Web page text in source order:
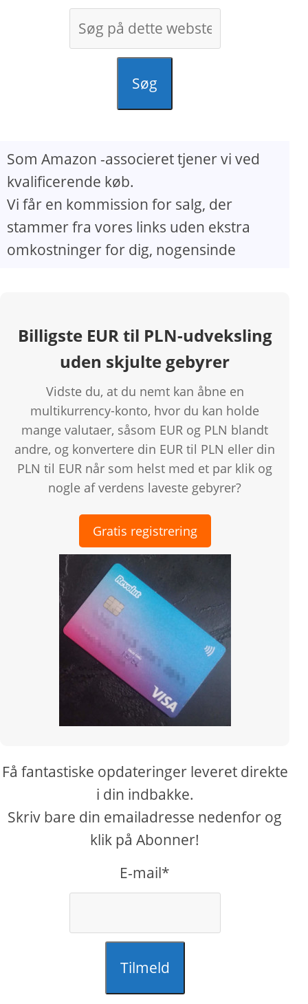
Søg
Som Amazon -associeret tjener vi ved
kvalificerende køb.
Vi får en kommission for salg, der
stammer fra vores links uden ekstra
omkostninger for dig, nogensinde
Billigste EUR til PLN-udveksling
uden skjulte gebyrer
Vidste du, at du nemt kan åbne en
multikurrency-konto, hvor du kan holde
mange valutaer, såsom EUR og PLN blandt
andre, og konvertere din EUR til PLN eller din
PLN til EUR når som helst med et par klik og
nogle af verdens laveste gebyrer?
Gratis registrering
Få fantastiske opdateringer leveret direkte
i din indbakke.
Skriv bare din emailadresse nedenfor og
klik på Abonner!
E-mail*
Tilmeld